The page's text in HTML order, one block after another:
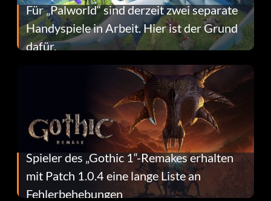
Für „Palworld“ sind derzeit zwei separate
Handyspiele in Arbeit. Hier ist der Grund
dafür.
Spieler des „Gothic 1“-Remakes erhalten
mit Patch 1.0.4 eine lange Liste an
Fehlerbehebungen